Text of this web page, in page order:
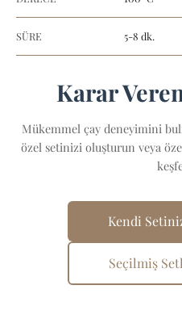
SÜRE 5-8 dk.
Karar
Mükemmel çay deneyimini
özel setinizi oluşturun veya
Kendi
Seçilmiş